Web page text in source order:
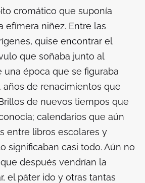
cromático que suponía
efímera niñez. Entre las
quise encontrar el
que soñaba junto al
una época que se figuraba
años de renacimientos que
de nuevos tiempos que
calendarios que aún
entre libros escolares y
significaban casi todo. Aún no
después vendrían la
el páter ido y otras tantas